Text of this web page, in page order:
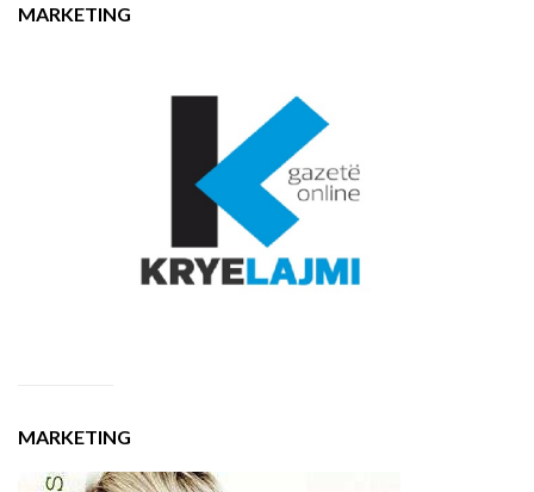
MARKETING
MARKETING